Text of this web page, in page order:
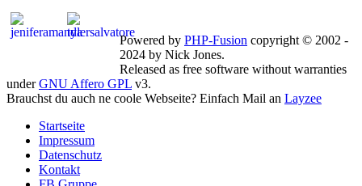
Powered by PHP-Fusion copyright © 2002 -
2024 by Nick Jones.
Released as free software without warranties
underGNU Affero GPL v3.
Brauchst du auch ne coole Webseite? Einfach Mail an Layzee
Startseite
Impressum
Datenschutz
Kontakt